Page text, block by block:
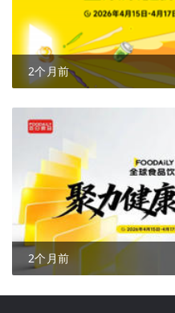
2个月前
2个月前